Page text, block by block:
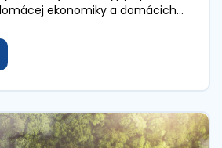
ekonomiky a domácich